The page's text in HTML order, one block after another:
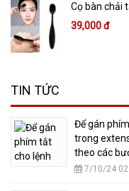
Cọ bàn chải
39,000 đ
TIN TỨC
​Để gán
trong
theo các
7/10/24